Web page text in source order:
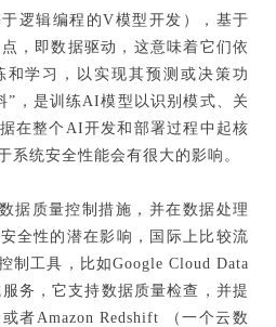
逻辑编程的V模型开发），基于
，即数据驱动，这意味着它们依
学习，以实现其预测或决策功
”，是训练AI模型以识别模式、关
在整个AI开发和部署过程中起核
系统安全性能会有很大的影响。
据质量控制措施，并在数据处理
全性的潜在影响，国际上比较流
制工具，比如Google Cloud Data
务，它支持数据质量检查，并提
者Amazon Redshift （一个云数